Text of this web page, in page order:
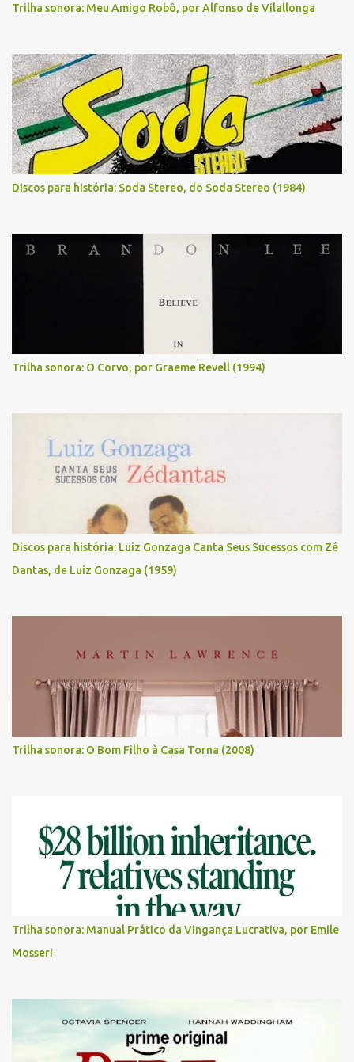
Trilha sonora: Meu Amigo Robô, por Alfonso de Vilallonga
Discos para história: Soda Stereo, do Soda Stereo (1984)
Trilha sonora: O Corvo, por Graeme Revell (1994)
Discos para história: Luiz Gonzaga Canta Seus Sucessos com Zé
Dantas, de Luiz Gonzaga (1959)
Trilha sonora: O Bom Filho à Casa Torna (2008)
Trilha sonora: Manual Prático da Vingança Lucrativa, por Emile
Mosseri